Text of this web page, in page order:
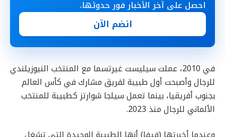
احصل على آخر الأخبار فور حدوثها.
انضم الآن
في 2010، عملت سيليست غيرتسما مع المنتخب النيوزيلندي
للرجال وأصبحت أول طبيبة لفريق مشارك في كأس العالم
بجنوب أفريقيا، بينما تعمل سيلجا شوارتز كطبيبة للمنتخب
الألماني للرجال منذ 2023.